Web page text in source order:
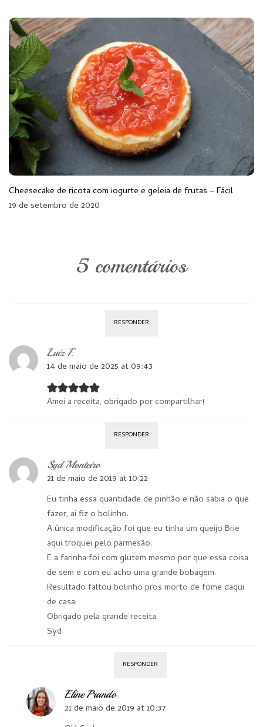
Cheesecake de ricota com iogurte e geleia de frutas – Fácil
19 de setembro de 2020
5 comentários
RESPONDER
Luiz F.
14 de maio de 2025 at 09:43
Amei a receita, obrigado por compartilhar!
RESPONDER
Syd Monteiro
21 de maio de 2019 at 10:22
Eu tinha essa quantidade de pinhão e não sabia o que
fazer, ai fiz o bolinho.
A única modificação foi que eu tinha um queijo Brie
aqui troquei pelo parmesão.
E a farinha foi com glutem mesmo por que essa coisa
de sem e com eu acho uma grande bobagem.
Resultado faltou bolinho pros morto de fome daqui
de casa.
Obrigado pela grande receita.
Syd
RESPONDER
Eline Prando
21 de maio de 2019 at 10:37